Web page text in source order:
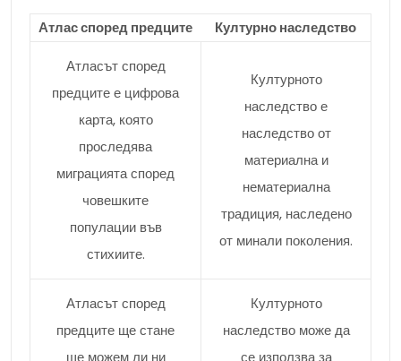
Атлас според предците Културно наследство
Атласът според
предците е цифрова
карта, която
проследява
миграцията според
човешките
популации във
стихиите.
Културното
наследство е
наследство от
материална и
нематериална
традиция, наследено
от минали поколения.
Атласът според
предците ще стане
ще можем ли ни
Културното
наследство може да
се използва за